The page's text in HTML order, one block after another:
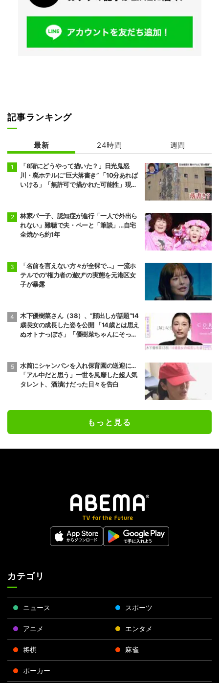
記事ランキング
最新 24時間 週間
「8階にどうやって描いた？」日光鬼怒
川・廃ホテルに“巨大落書き” 「10分あれば
いける」「無許可で描かれた可能性」現役
林家パー子、認知症が進行「一人で外出ら
れない」難聴で夫・ペーと「筆談」…自宅
全焼から約1年
「名前を言えない方々が全裸で…」一流ホ
テルでの"権力者の遊び"の実態を元港区女
子が暴露
木下優樹菜さん（38）、“顔出しが話題”14
歳長女の成長した姿を公開 「14歳とは思え
ぬオトナっぽさ」「優樹菜ちゃんにそっく
水筒にシャンパンを入れ保育園の送迎に…
「アル中だと思う」一世を風靡した超人気
タレント、酒漬けだった日々を告白
もっと見る
カテゴリ
ニュース スポーツ
アニメ エンタメ
将棋 麻雀
ポーカー